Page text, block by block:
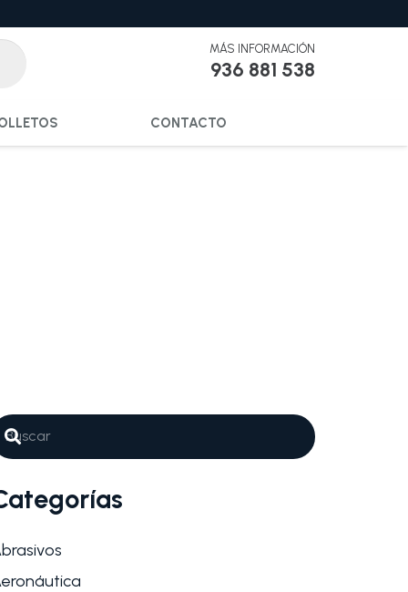
MÁS INFORMACIÓN
936 881 538
CONTACTO